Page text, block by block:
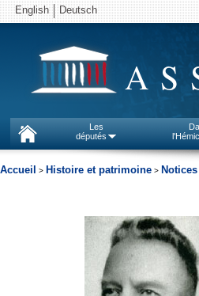
English Deutsch
Les
députés
Accueil > Histoire et patrimoine >